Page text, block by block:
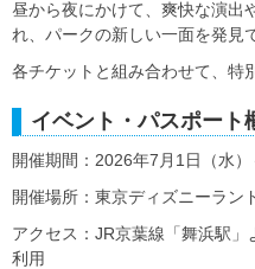
昼から夜にかけて、爽快な演出
れ、パークの新しい一面を発見
各チケットと組み合わせて、特
イベント・パスポート
開催期間：2026年7月1日（水
開催場所：東京ディズニーラン
アクセス：JR京葉線「舞浜駅
利用